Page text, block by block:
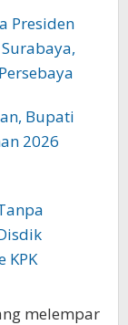
Presiden
Bupati
2026
KPK
melempar